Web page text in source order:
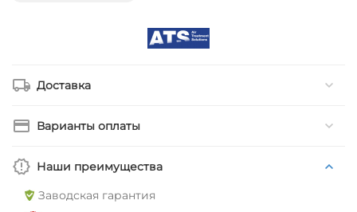
Доставка
Варианты оплаты
Наши преимущества
Заводская гарантия